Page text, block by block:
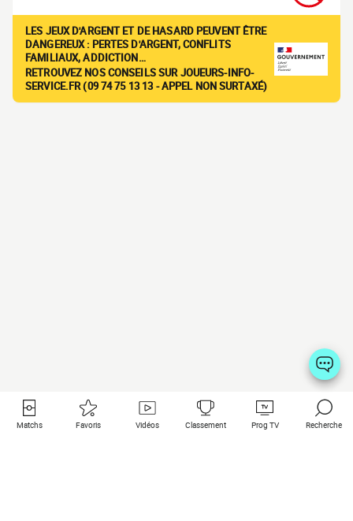
LES JEUX D'ARGENT ET DE HASARD PEUVENT ÊTRE
DANGEREUX : PERTES D'ARGENT, CONFLITS
FAMILIAUX, ADDICTION…
RETROUVEZ NOS CONSEILS SUR JOUEURS-INFO-
SERVICE.FR (09 74 75 13 13 - APPEL NON SURTAXÉ)
Matchs Favoris Vidéos Classement Prog TV Recherche